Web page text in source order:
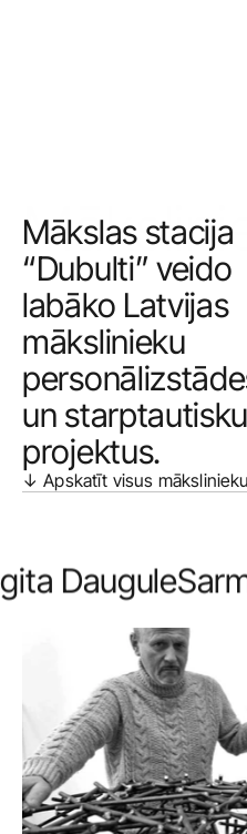
Pirkt
Par
Kontakti
ENG
Mākslas stacija
“Dubulti” veido
labāko Latvijas
mākslinieku
un
projektus.
↓ Apskatīt visus
Daugule